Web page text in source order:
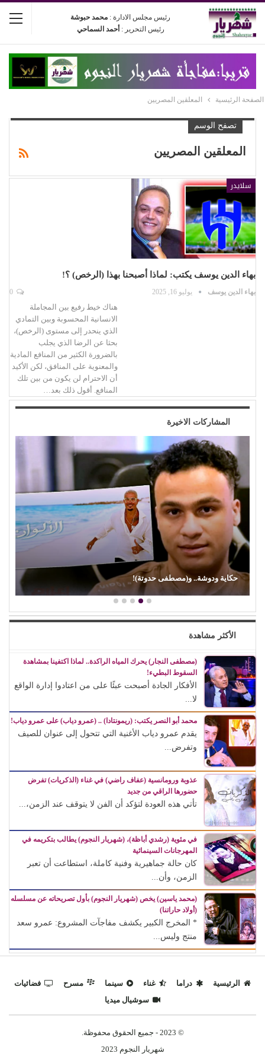
رئيس مجلس الادارة : محمد حبوشة
رئيس التحرير : أحمد السماحي
الصفحة الرئيسية المعلقين المصريين
تصفح الوسم
المعلقين المصريين
سلايدر
بهاء الدين يوسف يكتب: لماذا أصبحنا بهذا (الرخص) ؟!
بهاء الدين يوسف يوليو 16, 2025
هناك خيط رفيع بين المجاملة
الانسانية المحسوبة وبين التمادي
الذي ينحدر إلى مستوى (الرخص)،
بحثا عن الرضا الذي يجلب
بالضرورة الكثير من المنافع المادية
والمعنوية على المنافق، لكن الأكيد
أن الاحترام لن يكون من بين تلك
المنافع. أقول ذلك بعد…
المشاركات الاخيرة
حكاية ودوشة.. و(مصطفى حدوتة)!
الأكثر مشاهدة
(مصطفى النجار) يحرك المياه الراكدة.. لماذا اكتفينا بمشاهدة
السقوط البطيء!
الأفكار الجادة أصبحت عبئًا على من اعتادوا إدارة الواقع
لا...
محمد أبو النصر يكتب: (ريمونتادا) .. (عمرو دياب) على عمرو دياب!
يقدم عمرو دياب الأغنية التي تتحول إلى عنوان للصيف
وتفرض...
عذوبة ورومانسية (عفاف راضي) في غناء (الذكريات) تفرض
حضورها الراقي من جديد
تأتي هذه العودة لتؤكد أن الفن لا يتوقف عند الزمن،...
في مئوية (رشدي أباظة)، (شهريار النجوم) يطالب بتكريمه في
المهرجانات السينمائية
كان حالة جماهيرية وفنية كاملة، استطاعت أن تعبر
الزمن، وأن...
(محمد ياسين) يخص (شهريار النجوم) بأول تصريحاته عن مسلسله
(أولاد حاراتنا)
* المخرج الكبير يكشف مفاجآت المشروع: عمرو سعد
منتج وليس...
الرئيسية دراما غناء سينما مسرح
فضائيات
سوشيال ميديا
© 2023 - جميع الحقوق محفوظة.
شهريار النجوم 2023